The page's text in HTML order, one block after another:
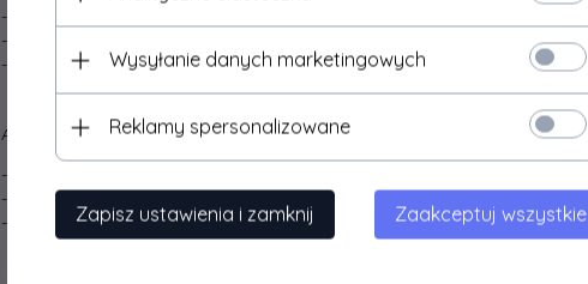
- Windows XP/Vista/7/8/8.1
- Mac OS X 10.6 lub nowszy
- Linux Kernel 2.6 lub nowszy
Akcesoria w zestawie:
- Dysk
- Kabel USB 3.0
- Instrukcja obsługi
Wysyłanie danych marketingowych
Reklamy spersonalizowane
Zapisz ustawienia i zamknij Zaakceptuj wszystkie